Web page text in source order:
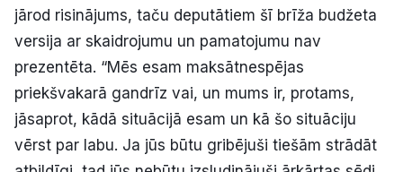
jārod risinājums, taču deputātiem šī brīža budžeta
versija ar skaidrojumu un pamatojumu nav
prezentēta. “Mēs esam maksātnespējas
priekšvakarā gandrīz vai, un mums ir, protams,
jāsaprot, kādā situācijā esam un kā šo situāciju
vērst par labu. Ja jūs būtu gribējuši tiešām strādāt